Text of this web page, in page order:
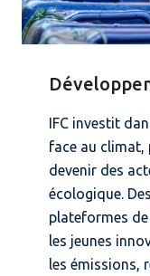
IFC investit
face au climat,
devenir des
écologique.
plateformes
les jeunes
les émissions,